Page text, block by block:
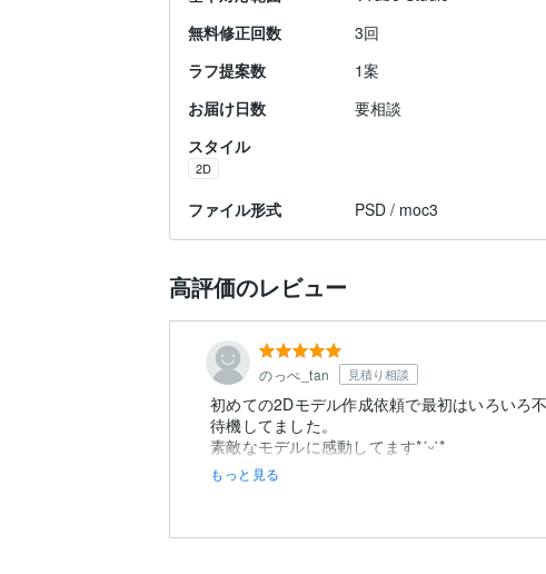
無料修正回数
3回
ラフ提案数
1案
お届け日数
要相談
スタイル
2D
ファイル形式 PSD / moc3
高評価のレビュー
のっぺ_tan 見積り相談
初めての2Dモデル作成依頼で最初はいろいろ
待機してました。
素敵なモデルに感動してます*ˊᵕˋ*
この度はありがとうございました。
もっと見る